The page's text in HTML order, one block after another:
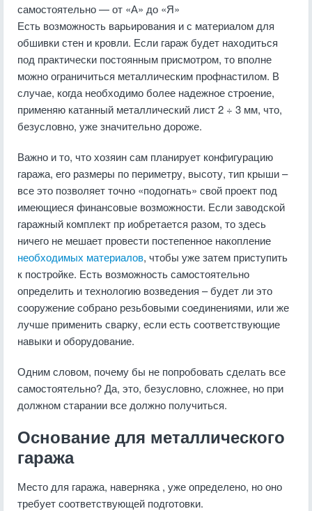
самостоятельно — от «А» до «Я»
Есть возможность варьирования и с материалом для
обшивки стен и кровли. Если гараж будет находиться
под практически постоянным присмотром, то вполне
можно ограничиться металлическим профнастилом. В
случае, когда необходимо более надежное строение,
применяю катанный металлический лист 2 ÷ 3 мм, что,
безусловно, уже значительно дороже.
Важно и то, что хозяин сам планирует конфигурацию
гаража, его размеры по периметру, высоту, тип крыши –
все это позволяет точно «подогнать» свой проект под
имеющиеся финансовые возможности. Если заводской
гаражный комплект пр иобретается разом, то здесь
ничего не мешает провести постепенное накопление
необходимых материалов, чтобы уже затем приступить
к постройке. Есть возможность самостоятельно
определить и технологию возведения – будет ли это
сооружение собрано резьбовыми соединениями, или же
лучше применить сварку, если есть соответствующие
навыки и оборудование.
Одним словом, почему бы не попробовать сделать все
самостоятельно? Да, это, безусловно, сложнее, но при
должном старании все должно получиться.
Основание для металлического
гаража
Место для гаража, наверняка , уже определено, но оно
требует соответствующей подготовки.